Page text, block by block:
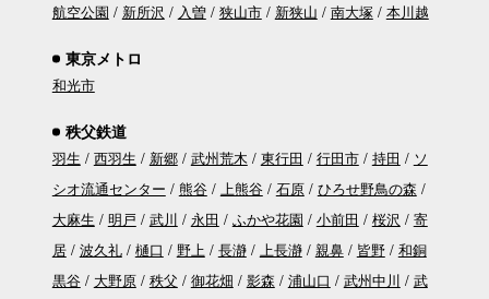
航空公園
新所沢 入曽 狭山市 新狭山 南大塚 本川越
東京メトロ
和光市
秩父鉄道
羽生 西羽生 新郷 武州荒木 東行田 行田市 持田
ソ
シオ流通センター
熊谷 上熊谷 石原
ひろせ野鳥の森
大麻生
明戸 武川 永田 ふかや花園 小前田 桜沢
寄
居
波久礼 樋口 野上 長瀞 上長瀞 親鼻 皆野
和銅
黒谷
大野原 秩父 御花畑 影森 浦山口 武州中川
武